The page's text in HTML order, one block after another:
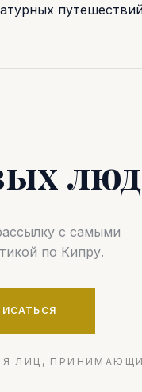
с самыми
по Кипру.
ЛИЦ,